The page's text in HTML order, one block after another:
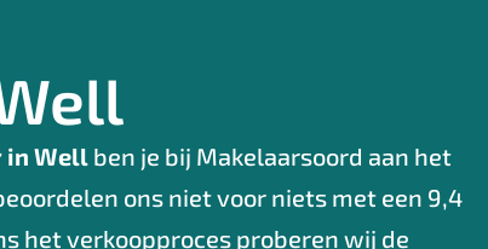
in Well ben je bij Makelaarsoord aan het
ons niet voor niets met een 9,4
het verkoopproces proberen wij de